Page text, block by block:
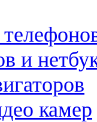
и
камер